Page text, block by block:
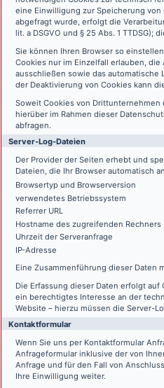
eine Einwilligung zur Speicherung
abgefragt wurde, erfolgt die
lit. a DSGVO und § 25 Abs. 1
Sie können Ihren Browser so
Cookies nur im Einzelfall erlauben,
ausschließen sowie das automatische
der Deaktivierung von Cookies kann
Soweit Cookies von
hierüber im Rahmen dieser
abfragen.
Server-Log-Dateien
Der Provider der Seiten erhebt und
Dateien, die Ihr Browser automatisch
Browsertyp und Browserversion
verwendetes Betriebssystem
Referrer URL
Hostname des zugreifenden Rechners
Uhrzeit der Serveranfrage
IP-Adresse
Eine Zusammenführung dieser Daten
Die Erfassung dieser Daten erfolgt auf
ein berechtigtes Interesse an der
Website – hierzu müssen die Server-
Kontaktformular
Wenn Sie uns per Kontaktformular
Anfrageformular inklusive der von
Anfrage und für den Fall von
Ihre Einwilligung weiter.